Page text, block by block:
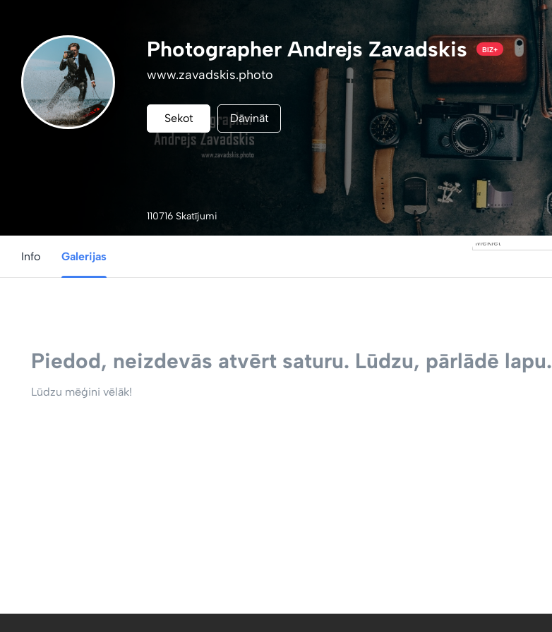
Photographer Andrejs Zavadskis BIZ+
www.zavadskis.photo
Sekot Dāvināt
110716 Skatījumi
Info Galerijas
Piedod, neizdevās atvērt saturu. Lūdzu, pārlādē lapu.
Lūdzu mēģini vēlāk!